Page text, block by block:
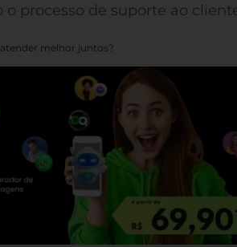
processo de suporte ao
melhor juntos?